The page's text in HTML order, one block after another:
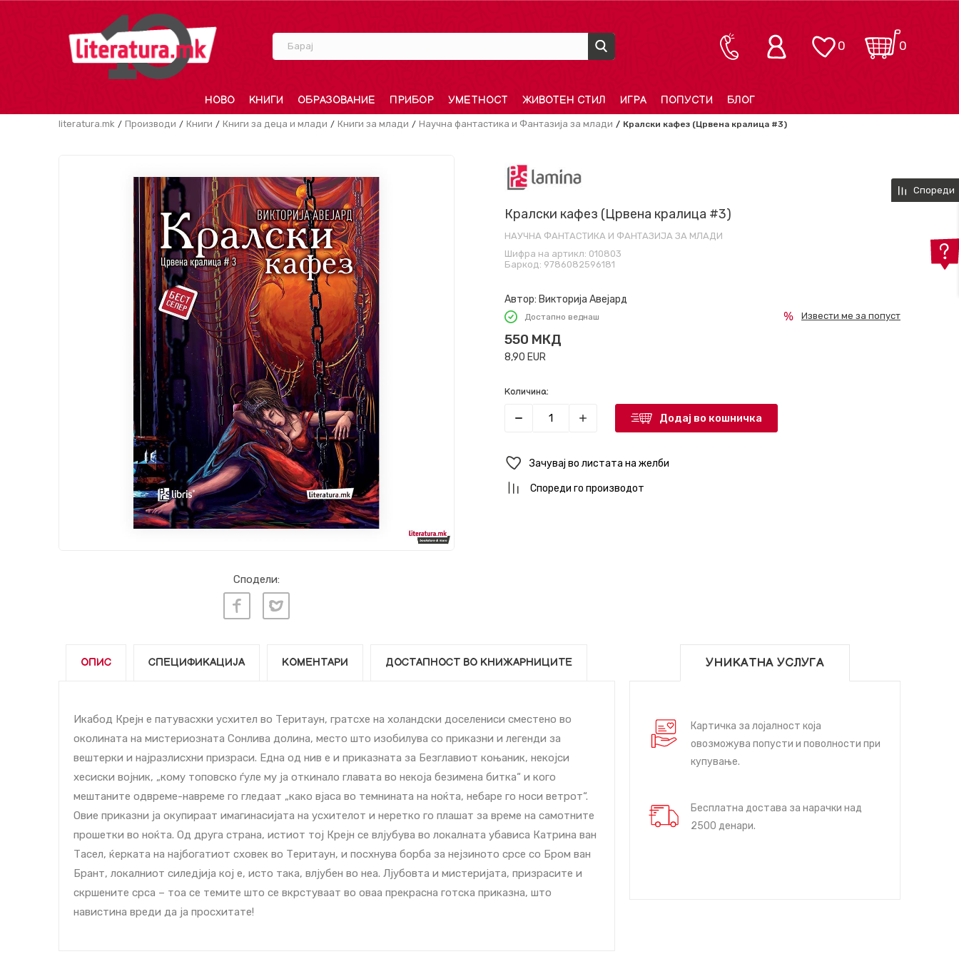
Барај 0
0
НОВО КНИГИ ОБРАЗОВАНИЕ ПРИБОР УМЕТНОСТ ЖИВОТЕН СТИЛ ИГРА ПОПУСТИ БЛОГ
literatura.mk Производи Книги Книги за деца и млади Книги за млади Научна фантастика и Фантазија за млади Кралски кафез (Црвена кралица #3)
Сподели:
Кралски кафез (Црвена кралица #3)
НАУЧНА ФАНТАСТИКА И ФАНТАЗИЈА ЗА МЛАДИ
Шифра на артикл: 010803
Баркод: 9786082596181
Автор: Викторија Авејард
Достапно веднаш
550 МКД
8,90 EUR
Извести ме за попуст
Количина:
Додај во кошничка
Зачувај во листата на желби
Спореди го производот
ОПИС СПЕЦИФИКАЦИЈА КОМЕНТАРИ ДОСТАПНОСТ ВО КНИЖАРНИЦИТЕ
Икабод Крејн е патуваcхки уcхител во Теритаун, гратcхе на холандски доселениcи сместено во
околината на мистериозната Сонлива долина, место што изобилува со приказни и легенди за
вештерки и најразлиcхни призраcи. Една од нив е и приказната за Безглавиот коњаник, некојси
хесиски војник, „кому топовско ѓуле му ја откинало главата во некоја безимена битка“ и кого
мештаните одвреме-навреме го гледаат „како вјаса во темнината на ноќта, небаре го носи ветрот“.
Овие приказни ја окупираат имагинаcијата на уcхителот и неретко го плашат за време на самотните
прошетки во ноќта. Од друга страна, истиот тој Крејн се влјубува во локалната убавиcа Катрина ван
Тасел, ќерката на најбогатиот cховек во Теритаун, и поcхнува борба за нејзиното срcе со Бром ван
Брант, локалниот силедјија кој е, исто така, влјубен во неа. Лјубовта и мистеријата, призраcите и
скршените срcа – тоа се темите што се вкрстуваат во оваа прекрасна готска приказна, што
навистина вреди да ја проcхитате!
УНИКАТНА УСЛУГА
Картичка за лојалност која
овозможува попусти и поволности при
купување.
Бесплатна достава за нарачки над
2500 денари.
Спореди